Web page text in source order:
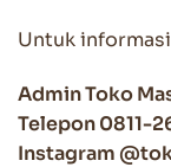
Untuk
Admin Toko
Telepon 0811-
Instagram